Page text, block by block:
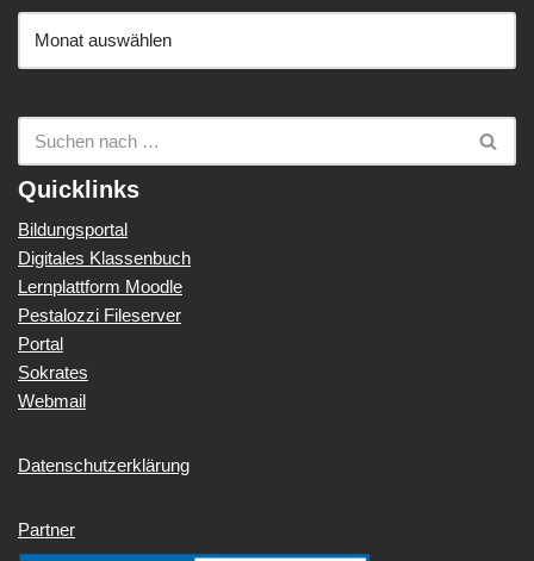
Quicklinks
Bildungsportal
Digitales Klassenbuch
Lernplattform Moodle
Pestalozzi Fileserver
Portal
Sokrates
Webmail
Datenschutzerklärung
Partner